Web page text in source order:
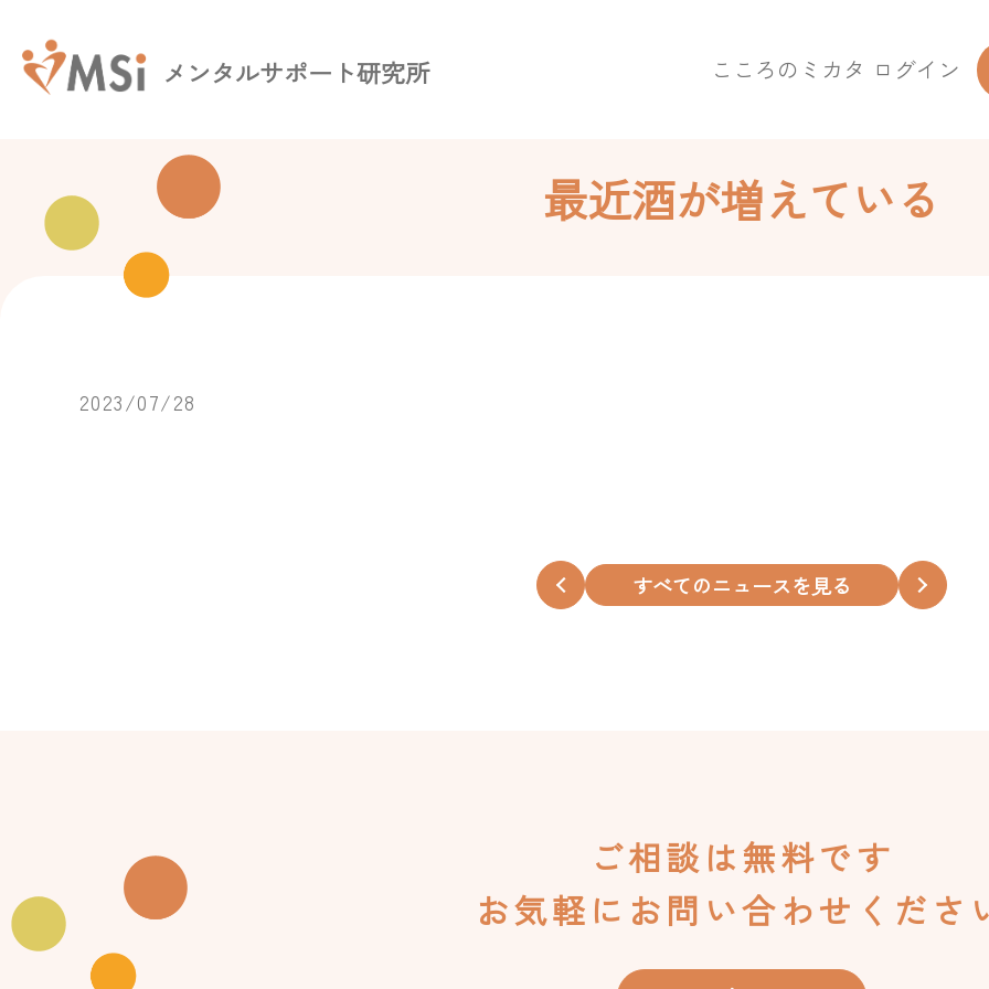
メンタルサポート研究所 こころのミカタ ログイン
最近酒が増えている
2023/07/28
すべてのニュースを見る
ご相談は無料です
お気軽にお問い合わせくださ